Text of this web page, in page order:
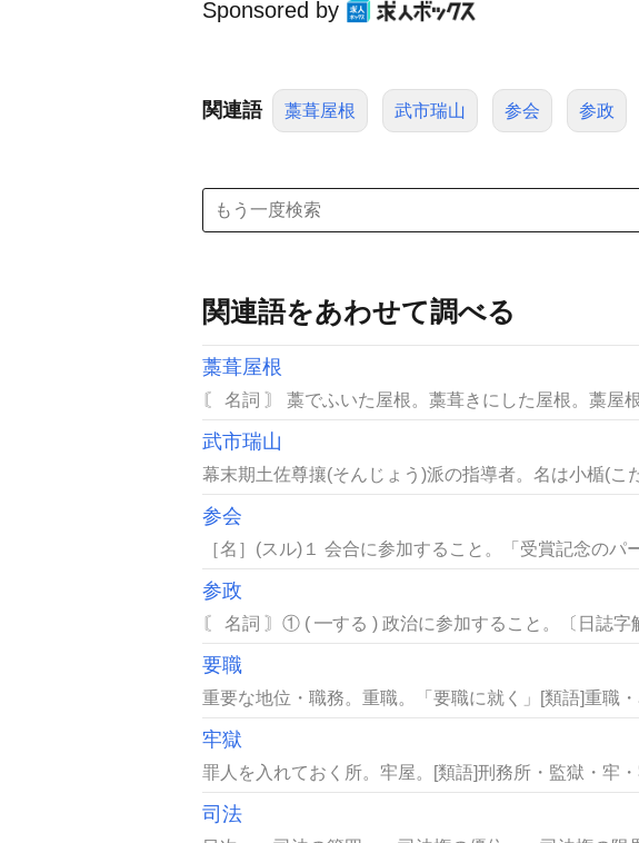
Sponsored by
関連語 藁葺屋根 武市瑞山 参会 参政
関連語をあわせて調べる
藁葺屋根
〘 名詞 〙 藁でふいた屋根。藁葺きにした屋根。藁屋
武市瑞山
幕末期土佐尊攘(そんじょう)派の指導者。名は小楯(
参会
［名］(スル)１ 会合に参加すること。「受賞記念の
参政
〘 名詞 〙① ( ━する ) 政治に参加すること。〔日誌字
要職
重要な地位・職務。重職。「要職に就く」[類語]重職
牢獄
罪人を入れておく所。牢屋。[類語]刑務所・監獄・牢
司法